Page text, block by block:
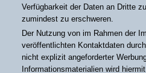
Verfügbarkeit der Daten an Dritte
zumindest zu erschweren.
Der Nutzung von im Rahmen der
veröffentlichten Kontaktdaten
nicht explizit angeforderter
Informationsmaterialien wird